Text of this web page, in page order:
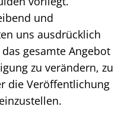
und
uns ausdrücklich
gesamte Angebot
zu verändern, zu
die Veröffentlichung